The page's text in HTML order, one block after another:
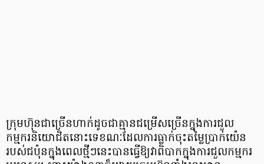
ក្រុមហ៊ុនជាច្រើនហាក់ដូចជាគ្មានជម្រើសច្រើនក្នុងការជួល
កម្មករនិយោជិតនោះទេខណៈដែលការធ្លាក់ចុះតម្លៃប្រាក់យ៉េន
របស់ជប៉ុនក្នុងពេលថ្មីៗនេះបានធ្វើឱ្យវាពិបាកក្នុងការជួលកម្មករ